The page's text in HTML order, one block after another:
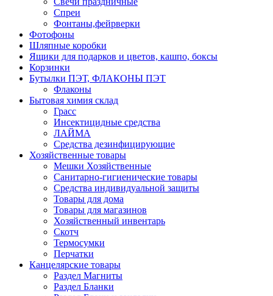
Спреи
Фонтаны,фейрверки
Фотофоны
Шляпные коробки
Ящики для подарков и цветов, кашпо, боксы
Корзинки
Бутылки ПЭТ, ФЛАКОНЫ ПЭТ
Флаконы
Бытовая химия склад
Грасс
Инсектицидные средства
ЛАЙМА
Средства дезинфицирующие
Хозяйственные товары
Мешки Хозяйственные
Санитарно-гигиенические товары
Средства индивидуальной защиты
Товары для дома
Товары для магазинов
Хозяйственный инвентарь
Скотч
Термосумки
Перчатки
Канцелярские товары
Раздел Магниты
Раздел Бланки